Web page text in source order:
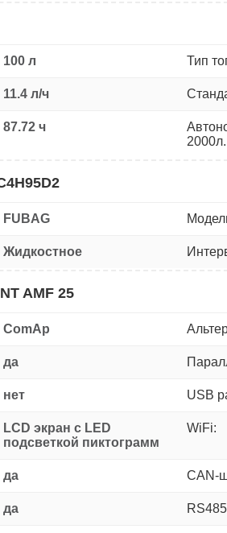
100 л Тип
11.4 л/ч
87.72 ч
FUBAG
Жидкостное
AMF 25
ComAp
да
нет USB
LCD экран с LED
подсветкой пиктограмм
WiFi:
да CAN-
да